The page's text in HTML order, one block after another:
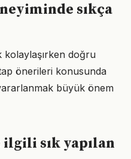
sıkça
kolaylaşırken doğru
önerileri konusunda
büyük önem
sık yapılan